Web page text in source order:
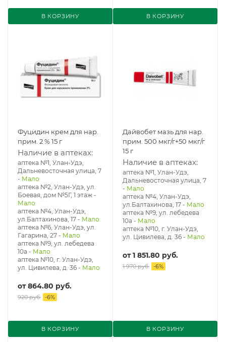
В КОРЗИНУ В КОРЗИНУ
Фуцидин крем для нар.
прим. 2 % 15 г
Наличие в аптеках:
аптека №1, Улан-Удэ,
Дальневосточная улица, 7
- Мало
аптека №2, Улан-Удэ, ул.
Боевая, дом №5Г, 1 этаж -
Мало
аптека №4, Улан-Удэ,
ул.Балтахинова, 17 - Мало
аптека №6, Улан-Удэ, ул.
Гагарина, 27 - Мало
аптека №9, ул. лебедева
10а - Мало
аптека №10, г. Улан-Удэ,
ул. Цивилева, д. 36 - Мало
от864.80 руб.
920 руб. -6%
В КОРЗИНУ
Дайвобет мазь для нар.
прим. 500 мкг/г+50 мкг/г
15 г
Наличие в аптеках:
аптека №1, Улан-Удэ,
Дальневосточная улица, 7
- Мало
аптека №4, Улан-Удэ,
ул.Балтахинова, 17 - Мало
аптека №9, ул. лебедева
10а - Мало
аптека №10, г. Улан-Удэ,
ул. Цивилева, д. 36 - Мало
от1 851.80 руб.
1 970 руб. -6%
В КОРЗИНУ